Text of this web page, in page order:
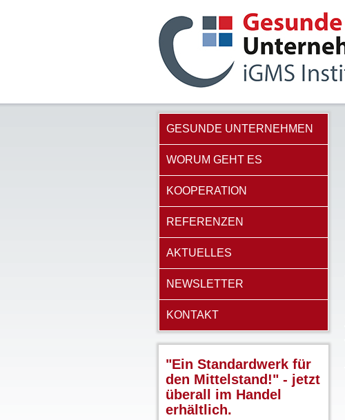
GESUNDE UNTERNEHMEN
WORUM GEHT ES
KOOPERATION
REFERENZEN
AKTUELLES
NEWSLETTER
KONTAKT
"Ein Standardwerk für
den Mittelstand!" - jetzt
überall im Handel
erhältlich.